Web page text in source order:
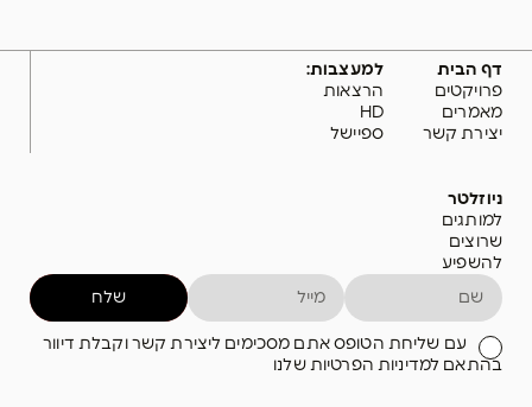
דף הבית
פרויקטים
מאמרים
יצירת קשר
למעצבות:
הרצאות
HD
ספיישל
ניוזלטר
למותגים
שרוצים
להשפיע
עם שליחת הטופס אתם מסכימים ליצירת קשר וקבלת דיוור
בהתאם למדיניות הפרטיות שלנו
שלח